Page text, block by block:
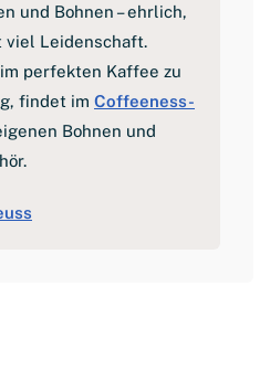
und Bohnen – ehrlich,
viel Leidenschaft.
perfekten Kaffee zu
findet im Coffeeness-
Bohnen und